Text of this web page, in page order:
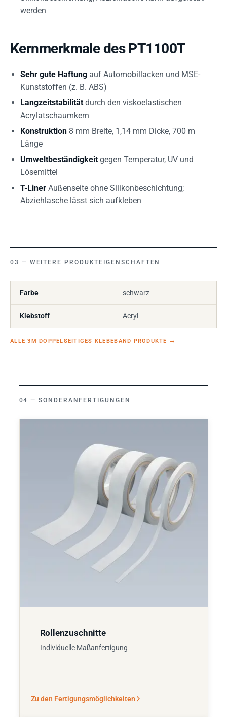
werden
Kernmerkmale des PT1100T
Sehr gute Haftung auf Automobillacken und MSE-
Kunststoffen (z. B. ABS)
Langzeitstabilität durch den viskoelastischen
Acrylatschaumkern
Konstruktion 8 mm Breite, 1,14 mm Dicke, 700 m
Länge
Umweltbeständigkeit gegen Temperatur, UV und
Lösemittel
T-Liner Außenseite ohne Silikonbeschichtung;
Abziehlasche lässt sich aufkleben
WEITERE PRODUKTEIGENSCHAFTEN
Farbe schwarz
Klebstoff Acryl
ALLE 3M DOPPELSEITIGES KLEBEBAND PRODUKTE →
SONDERANFERTIGUNGEN
Rollenzuschnitte
Individuelle Maßanfertigung
Zu den Fertigungsmöglichkeiten